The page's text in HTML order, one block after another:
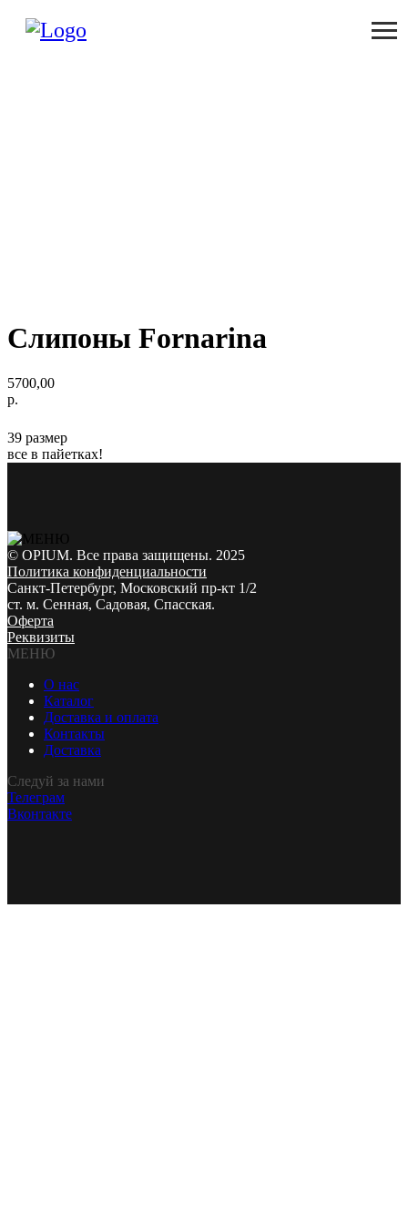
Слипоны Fornarina
5700,00
р.
39 размер
все в пайетках!
© OPIUM. Все права защищены. 2025
Политика конфиденциальности
Санкт-Петербург, Московский пр-кт 1/2
ст. м. Сенная, Садовая, Спасская.
Оферта
Реквизиты
МЕНЮ
О нас
Каталог
Доставка и оплата
Контакты
Доставка
Следуй за нами
Телеграм
Вконтакте